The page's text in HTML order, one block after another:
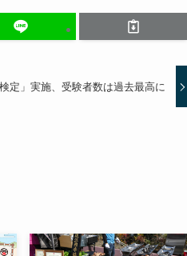
定」実施、受験者数は過去最高に